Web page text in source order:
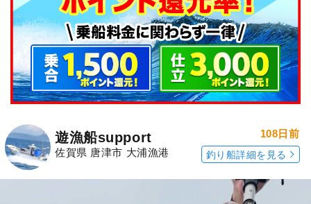
遊漁船support
佐賀県 唐津市 大浦漁港
108日前
釣り船詳細を見る